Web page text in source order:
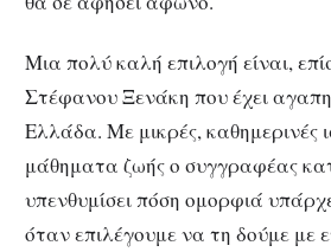
Μια πολύ καλή επιλογή είναι,
Στέφανου Ξενάκη που έχει
Ελλάδα. Με μικρές, καθημερινές
μάθηματα ζωής ο συγγραφέας
υπενθυμίσει πόση ομορφιά
όταν επιλέγουμε να τη δούμε με